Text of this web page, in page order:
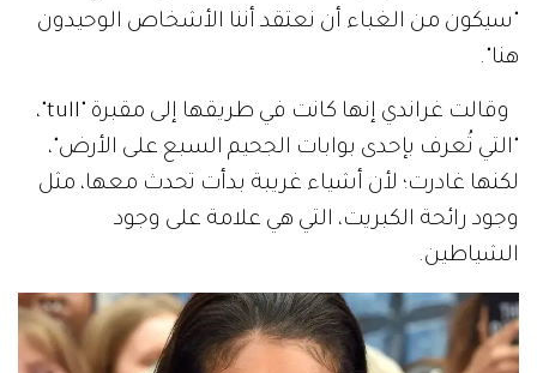
"سيكون من الغباء أن نعتقد أننا الأشخاص الوحيدون
هنا".
وقالت غراندي إنها كانت في طريقها إلى مقبرة "tull"،
"التي تُعرف بإحدى بوابات الجحيم السبع على الأرض"،
لكنها غادرت؛ لأن أشياء غريبة بدأت تحدث معها، مثل
وجود رائحة الكبريت، التي هي علامة على وجود
الشياطين.